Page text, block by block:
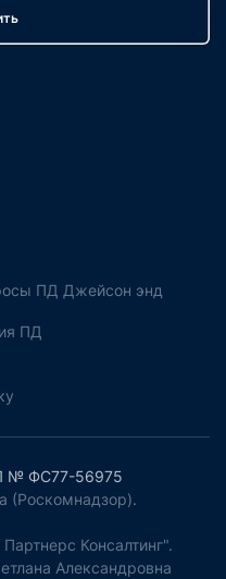
ПД Джейсон энд
ПД
№ ФС77-56975
(Роскомнадзор).
Консалтинг".
Александровна